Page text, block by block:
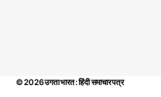
© 2026उगता भारत : हिंदी समाचार पत्र